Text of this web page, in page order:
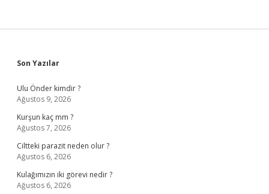
Sidebar
Son Yazılar
Ulu Önder kimdir ?
Ağustos 9, 2026
Kurşun kaç mm ?
Ağustos 7, 2026
Ciltteki parazit neden olur ?
Ağustos 6, 2026
Kulağımızın iki görevi nedir ?
Ağustos 6, 2026